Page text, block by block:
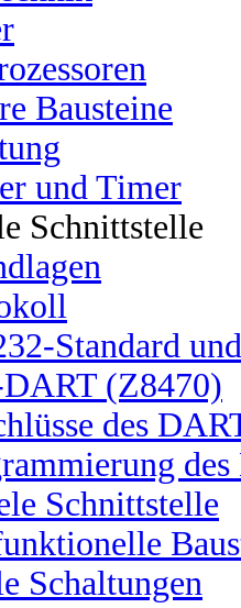
Bausteine
und Timer
Schnittstelle
Standard
(Z8470)
des
Schnittstelle
Schaltungen